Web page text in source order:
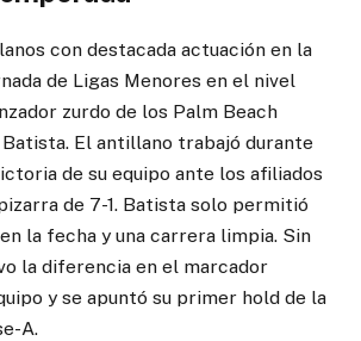
con destacada actuación en la
de Ligas Menores en el nivel
zurdo de los Palm Beach
Batista. El antillano trabajó durante
de su equipo ante los afiliados
de 7-1. Batista solo permitió
la fecha y una carrera limpia. Sin
la diferencia en el marcador
y se apuntó su primer hold de la
A.